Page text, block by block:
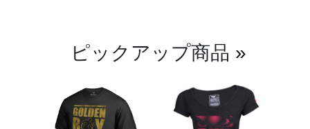
ピックアップ商品 »